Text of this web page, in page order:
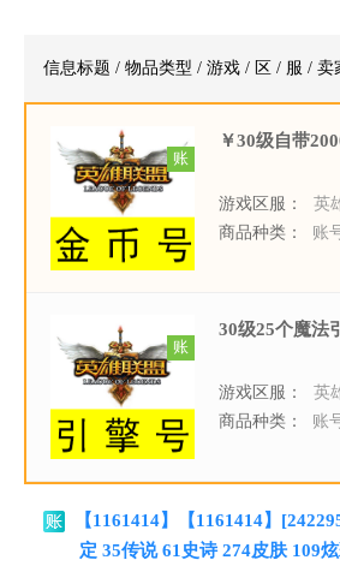
信息标题 / 物品类型 / 游戏 / 区 / 服 / 卖
账
￥30级自带
游戏区服：
英
商品种类：
账
账
30级25个魔法
游戏区服：
英
商品种类：
账
【1161414】【1161414】
定 35传说 61史诗 274皮肤 109